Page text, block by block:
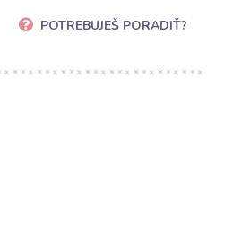
POTREBUJEŠ PORADIŤ?